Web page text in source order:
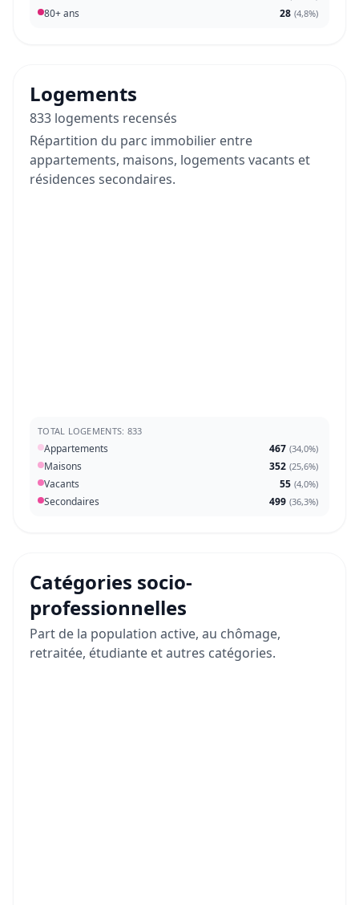
80+ ans 28 (4,8%)
Logements
833 logements recensés
Répartition du parc immobilier entre
appartements, maisons, logements vacants et
résidences secondaires.
TOTAL LOGEMENTS: 833
Appartements 467 (34,0%)
Maisons 352 (25,6%)
Vacants 55 (4,0%)
Secondaires 499 (36,3%)
Catégories socio-
professionnelles
Part de la population active, au chômage,
retraitée, étudiante et autres catégories.